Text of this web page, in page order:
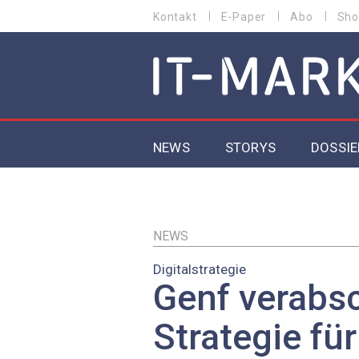
zum
MENU
Kontakt E-Paper Abo
MAIN NAVIGATION
NEWS STORYS
EU-
NEWS
Digitalstrategie
Genf
Strategie